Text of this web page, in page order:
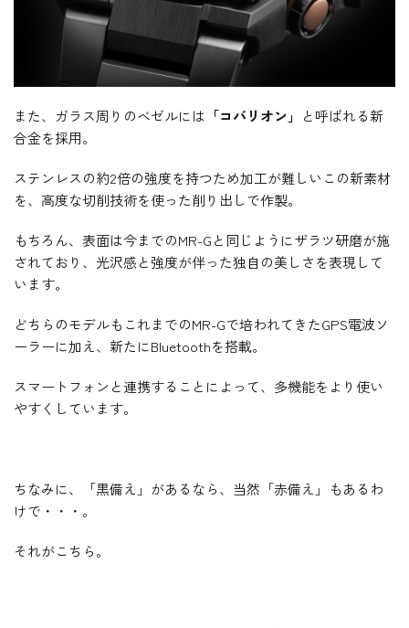
また、ガラス周りのベゼルには 「コバリオン」
と呼ばれる新
合金を採用。
ステンレスの約2倍の強度を持つため加工が難しいこの新素材
を、高度な切削技術を使った削り出しで作製。
もちろん、表面は今までのMR-Gと同じようにザラツ研磨が施
されており、光沢感と強度が伴った独自の美しさを表現して
います。
どちらのモデルもこれまでのMR-Gで培われてきたGPS電波ソ
ーラーに加え、新たにBluetoothを搭載。
スマートフォンと連携することによって、多機能をより使い
やすくしています。
ちなみに、「黒備え」があるなら、当然「赤備え」もあるわ
けで・・・。
それがこちら。